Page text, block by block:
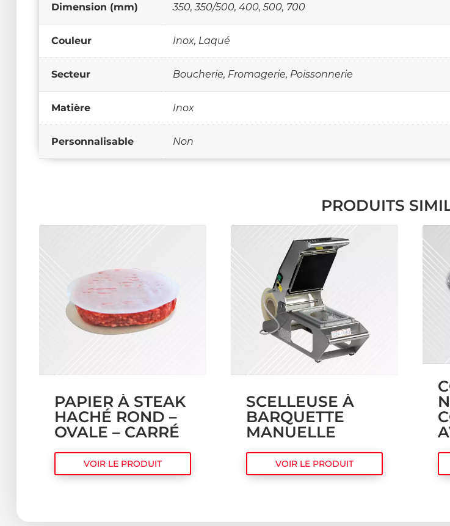
Dimension (mm) 350, 350/500, 400, 500, 700
Couleur Inox, Laqué
Secteur Boucherie, Fromagerie, Poissonnerie
Matière Inox
Personnalisable Non
PRODUITS
PAPIER À STEAK
HACHÉ ROND –
OVALE – CARRÉ
VOIR LE PRODUIT
SCELLEUSE À
BARQUETTE
MANUELLE
VOIR LE PRODUIT